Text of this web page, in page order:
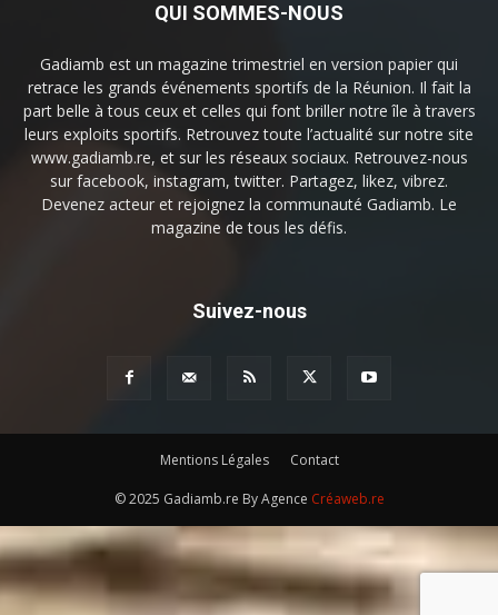
QUI SOMMES-NOUS
Gadiamb est un magazine trimestriel en version papier qui
retrace les grands événements sportifs de la Réunion. Il fait la
part belle à tous ceux et celles qui font briller notre île à travers
leurs exploits sportifs. Retrouvez toute l’actualité sur notre site
www.gadiamb.re, et sur les réseaux sociaux. Retrouvez-nous
sur facebook, instagram, twitter. Partagez, likez, vibrez.
Devenez acteur et rejoignez la communauté Gadiamb. Le
magazine de tous les défis.
Suivez-nous
Mentions Légales Contact
© 2025 Gadiamb.re By Agence Créaweb.re